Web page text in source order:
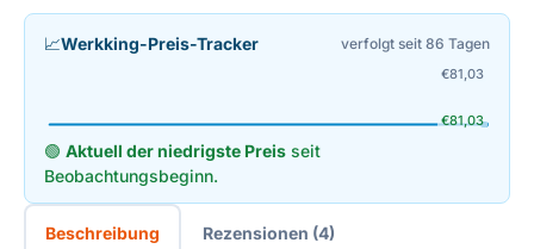
📈Werkking-Preis-Tracker verfolgt seit 86 Tagen
€81,03
€81,03
🟢 Aktuell der niedrigste Preis seit
Beobachtungsbeginn.
Beschreibung Rezensionen (4)